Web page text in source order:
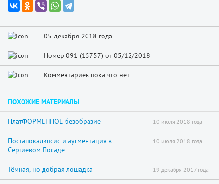
05 декабря 2018 года
Номер 091 (15757) от 05/12/2018
Комментариев пока что нет
ПОХОЖИЕ МАТЕРИАЛЫ
ПлатФОРМЕННОЕ безобразие 10 июля 2018 года
Постапокалипсис и аугментация в
Сергиевом Посаде
10 июля 2018 года
Тёмная, но добрая лошадка 19 декабря 2017 года